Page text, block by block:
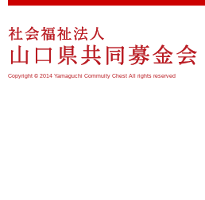
Copyright © 2014 Yamaguchi Commuity Chest All rights reserved